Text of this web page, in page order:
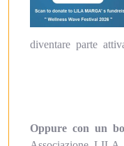
diventare parte
Oppure con un